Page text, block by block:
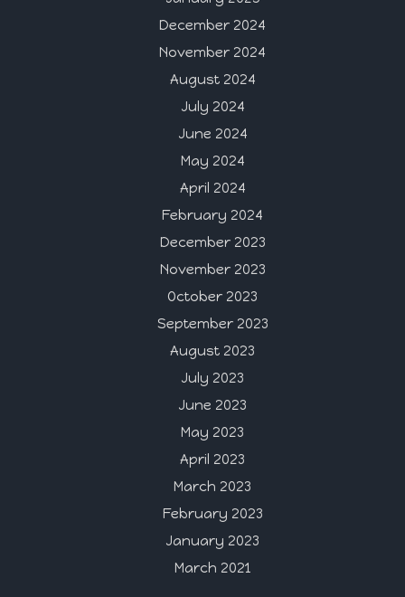
December 2024
November 2024
August 2024
July 2024
June 2024
May 2024
April 2024
February 2024
December 2023
November 2023
October 2023
September 2023
August 2023
July 2023
June 2023
May 2023
April 2023
March 2023
February 2023
January 2023
March 2021